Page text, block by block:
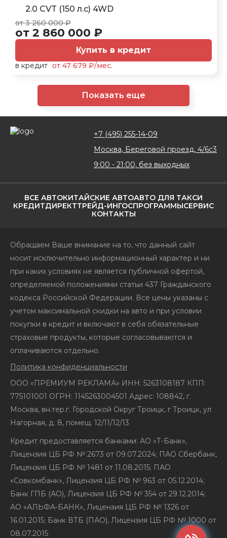
2.0 CVT (150 л.с) 4WD
от 3 260 000 ₽
от 2 860 000 ₽
Купить в кредит
в кредит от 47 679 ₽/мес.
Показать еще
ВСЕ АВТОКИТАЙСКИЕ АВТОАВТО ДЛЯ ТАКСИ
КРЕДИТДИРЕКТТРЕЙД-ИНГОСПРОГРАММЫСЕРВИС
КОНТАКТЫ
+7 (495) 255-14-09
Москва, Береговой проезд, 4/6с3
9:00 - 21:00, без выходных
Обращаем Ваше внимание на то, что данный сайт
носит исключительно информационный характер и ни
при каких условиях не является публичной офертой,
определяемой положениями статьи 437 Гражданского
кодекса Российской Федерации. Все цены указаны с
учетом максимальной скидки на авто и при условии
покупки в кредит и включают в себя обязательные
страховые продукты, которые согласовываются и
оплачиваются отдельно.
Политика конфиденциальности
ООО «ПРЕМИУМ РЕКЛАМА» ИНН: 5263108187 КПП:
775101001 ОГРН: 1145263004501 Адрес: 108842, г.
Москва, вн.тер.г. Городской Округ Троицк, г Троицк, ул
Нагорная, д. 8, помещ. 12/11/12/13
Кредит предоставляется банками: АО «Т-Банк»,
Лицензия ЦБ РФ № 2673 от 09.07.2024; ПАО Сбербанк,
Лицензия ЦБ РФ № 1481 от 11.08.2015; ПАО
«Совкомбанк», Лицензия ЦБ РФ № 963 от 05.12.2014;
Банк ГПБ (АО), Лицензия ЦБ РФ № 354 от 29.12.2014;
АО «АЛЬФА-БАНК», Лицензия ЦБ РФ № 1326 от
16.01.2015; Банк ВТБ (ПАО), Лицензия ЦБ РФ № 1000 от
08.07.2015